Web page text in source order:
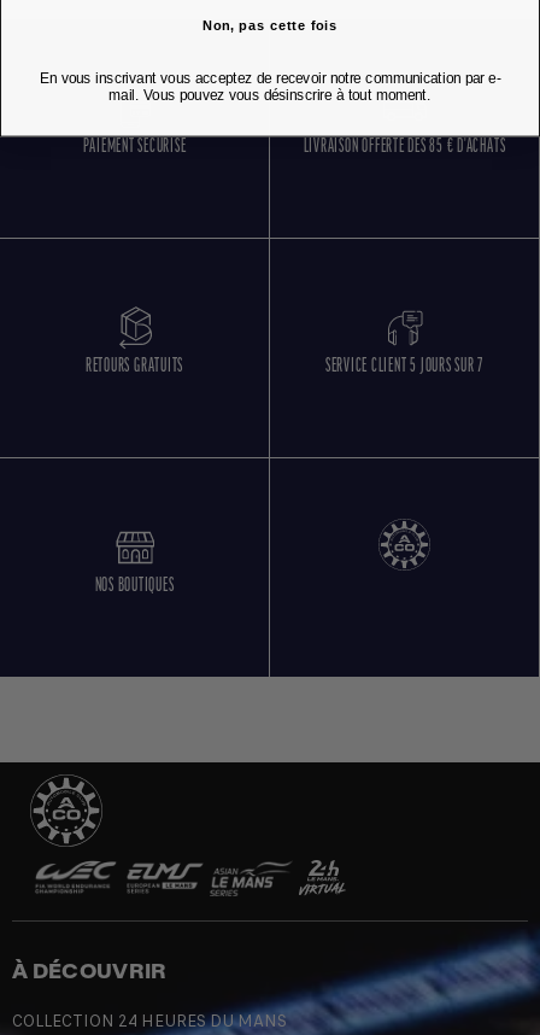
PAIEMENT SÉCURISÉ LIVRAISON OFFERTE DÈS 85 € D'ACHATS
RETOURS GRATUITS SERVICE CLIENT 5 JOURS SUR 7
NOS BOUTIQUES
À DÉCOUVRIR
COLLECTION 24 HEURES DU MANS
Non, pas cette fois
En vous inscrivant vous acceptez de recevoir notre communication par e-
mail. Vous pouvez vous désinscrire à tout moment.